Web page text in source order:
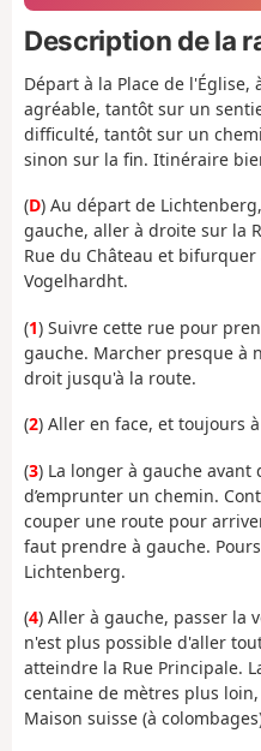
Description de la
Départ à la Place de
agréable, tantôt sur un
difficulté, tantôt sur un
sinon sur la fin. Itinéraire
(D) Au départ de
gauche, aller à droite sur la
Rue du Château et
Vogelhardht.
(1) Suivre cette rue pour
gauche. Marcher presque à
droit jusqu'à la route.
(2) Aller en face, et toujours
(3) La longer à gauche
d’emprunter un chemin.
couper une route pour
faut prendre à gauche.
Lichtenberg.
(4) Aller à gauche, passer la
n'est plus possible d'aller
atteindre la Rue Principale.
centaine de mètres plus
Maison suisse (à